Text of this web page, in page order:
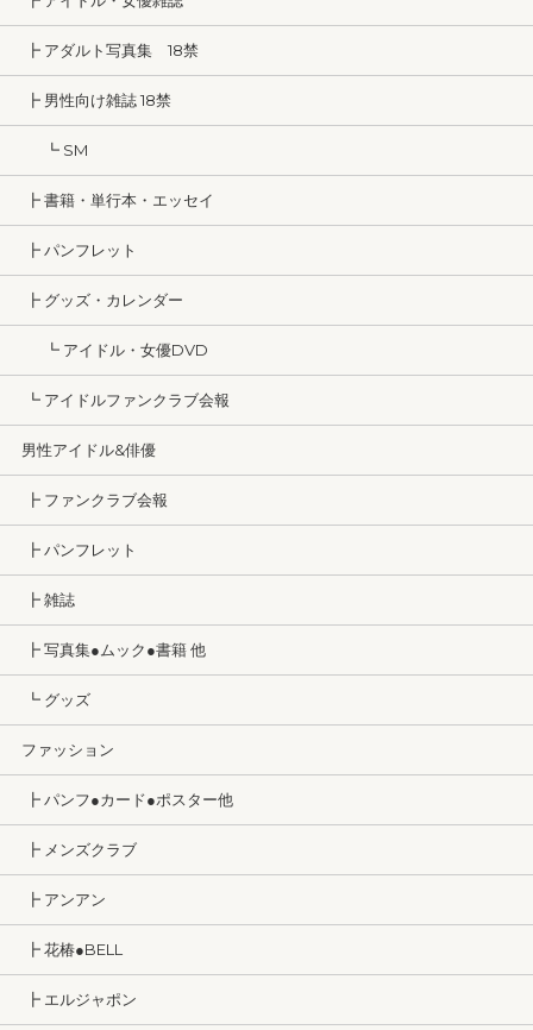
┣ アダルト写真集 18禁
┣ 男性向け雑誌 18禁
┗ SM
┣ 書籍・単行本・エッセイ
┣ パンフレット
┣ グッズ・カレンダー
┗ アイドル・女優DVD
┗ アイドルファンクラブ会報
男性アイドル&俳優
┣ ファンクラブ会報
┣ パンフレット
┣ 雑誌
┣ 写真集●ムック●書籍 他
┗ グッズ
ファッション
┣ パンフ●カード●ポスター他
┣ メンズクラブ
┣ アンアン
┣ 花椿●BELL
┣ エルジャポン